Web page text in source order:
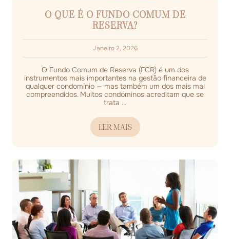
O QUE É O FUNDO COMUM DE
RESERVA?
Janeiro 2, 2026
O Fundo Comum de Reserva (FCR) é um dos
instrumentos mais importantes na gestão financeira de
qualquer condomínio — mas também um dos mais mal
compreendidos. Muitos condóminos acreditam que se
trata ...
LER MAIS